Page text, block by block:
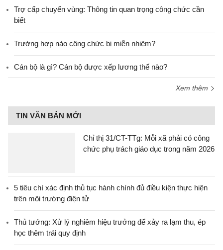
Trợ cấp chuyển vùng: Thông tin quan trọng công chức cần
biết
Trường hợp nào công chức bị miễn nhiệm?
Cán bộ là gì? Cán bộ được xếp lương thế nào?
Xem thêm
TIN VĂN BẢN MỚI
Chỉ thị 31/CT-TTg: Mỗi xã phải có công
chức phụ trách giáo dục trong năm 2026
5 tiêu chí xác định thủ tục hành chính đủ điều kiện thực hiện
trên môi trường điện tử
Thủ tướng: Xử lý nghiêm hiệu trưởng để xảy ra lạm thu, ép
học thêm trái quy định